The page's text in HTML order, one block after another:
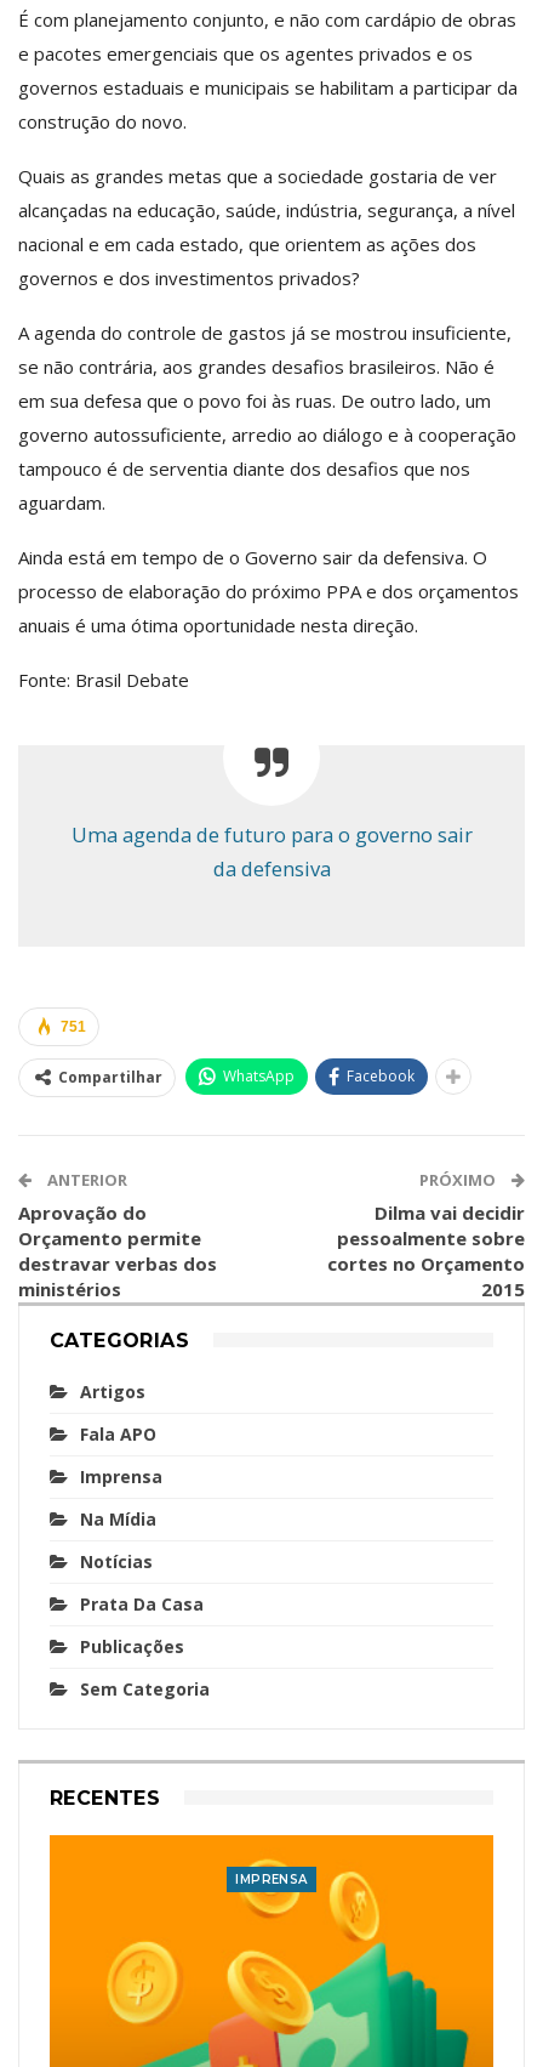
É com planejamento conjunto, e não com cardápio de obras
e pacotes emergenciais que os agentes privados e os
governos estaduais e municipais se habilitam a participar da
construção do novo.
Quais as grandes metas que a sociedade gostaria de ver
alcançadas na educação, saúde, indústria, segurança, a nível
nacional e em cada estado, que orientem as ações dos
governos e dos investimentos privados?
A agenda do controle de gastos já se mostrou insuficiente,
se não contrária, aos grandes desafios brasileiros. Não é
em sua defesa que o povo foi às ruas. De outro lado, um
governo autossuficiente, arredio ao diálogo e à cooperação
tampouco é de serventia diante dos desafios que nos
aguardam.
Ainda está em tempo de o Governo sair da defensiva. O
processo de elaboração do próximo PPA e dos orçamentos
anuais é uma ótima oportunidade nesta direção.
Fonte: Brasil Debate
Uma agenda de futuro para o governo sair
da defensiva
751
Compartilhar WhatsApp Facebook
ANTERIOR
Aprovação do
Orçamento permite
destravar verbas dos
ministérios
PRÓXIMO
Dilma vai decidir
pessoalmente sobre
cortes no Orçamento
2015
CATEGORIAS
Artigos
Fala APO
Imprensa
Na Mídia
Notícias
Prata Da Casa
Publicações
Sem Categoria
RECENTES
IMPRENSA